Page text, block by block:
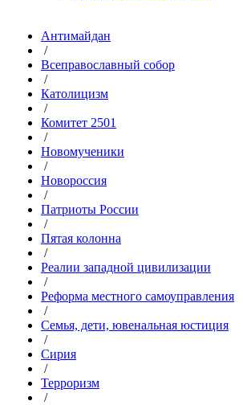
Антимайдан
/
Всеправославный собор
/
Католицизм
/
Комитет 2501
/
Новомученики
/
Новороссия
/
Патриоты России
/
Пятая колонна
/
Реалии западной цивилизации
/
Реформа местного самоуправления
/
Семья, дети, ювенальная юстиция
/
Сирия
/
Терроризм
/